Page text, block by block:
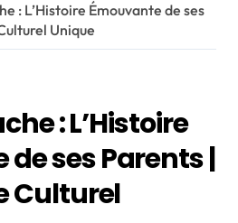
: L’Histoire Émouvante de ses
Unique
: L’Histoire
ses Parents |
Culturel